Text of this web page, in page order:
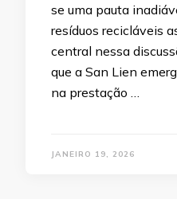
se uma pauta
resíduos recicláveis
central nessa
que a San Lien
na prestação …
JANEIRO 19, 2026